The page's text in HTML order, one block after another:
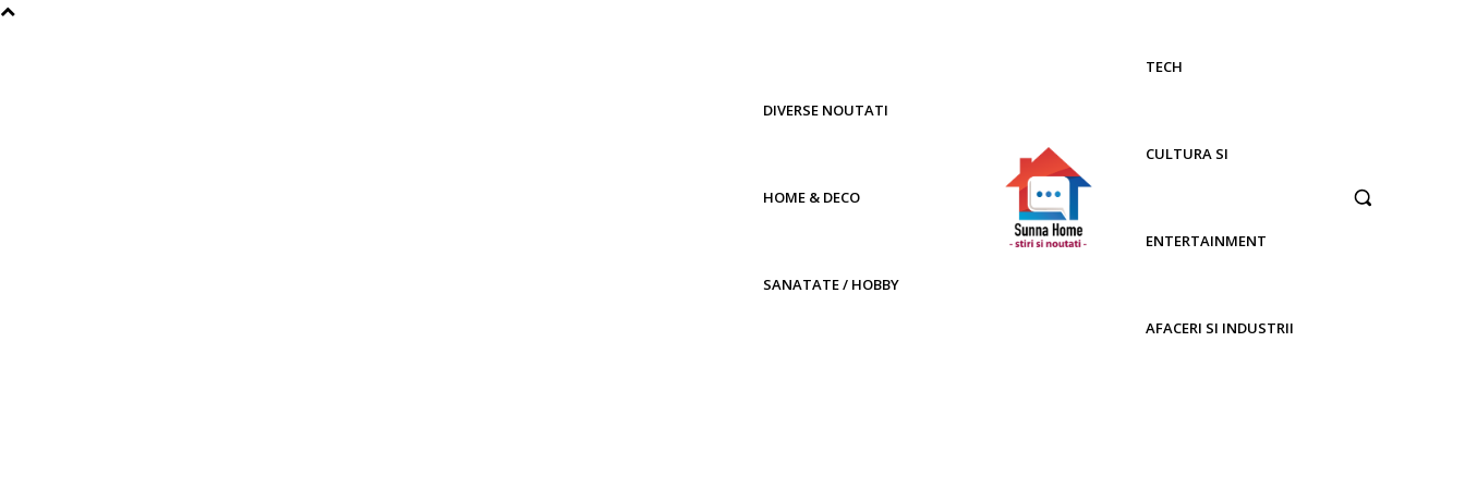
DIVERSE NOUTATI
HOME & DECO
SANATATE / HOBBY
TECH
CULTURA SI
ENTERTAINMENT
AFACERI SI INDUSTRII